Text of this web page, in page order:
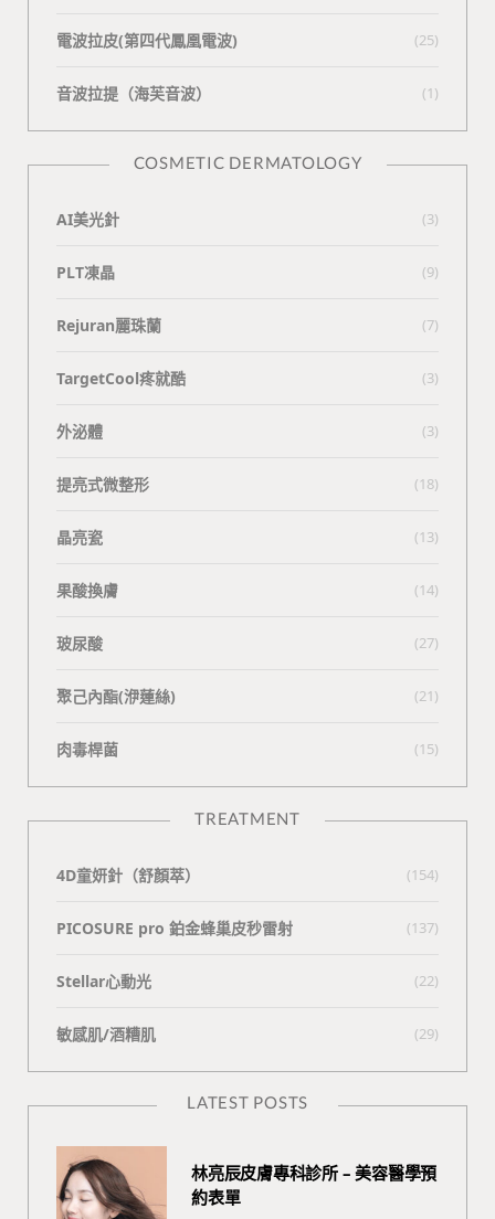
電波拉皮(第四代鳳凰電波) (25)
⾳波拉提（海芙⾳波） (1)
COSMETIC DERMATOLOGY
AI美光針 (3)
PLT凍晶 (9)
Rejuran麗珠蘭 (7)
TargetCool疼就酷 (3)
外泌體 (3)
提亮式微整形 (18)
晶亮瓷 (13)
果酸換膚 (14)
玻尿酸 (27)
聚己內酯(洢蓮絲) (21)
肉毒桿菌 (15)
TREATMENT
4D童妍針（舒顏萃） (154)
PICOSURE pro 鉑金蜂巢皮秒雷射 (137)
Stellar心動光 (22)
敏感肌/酒糟肌 (29)
LATEST POSTS
林亮辰皮膚專科診所 – 美容醫學預
約表單